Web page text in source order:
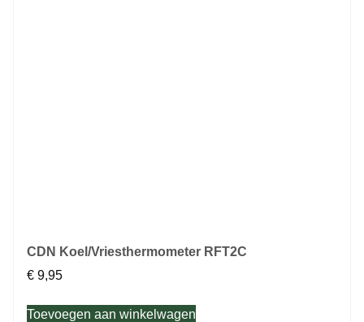
CDN Koel/Vriesthermometer RFT2C
€ 9,95
Toevoegen aan winkelwagen